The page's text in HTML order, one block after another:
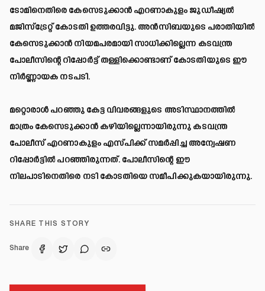
ടോമിനെതിരെ കേസെടുക്കാൻ എറണാകുളം ജുഡീഷ്യൽ
മജിസ്‌ട്രേറ്റ് കോടതി ഉത്തരവിട്ടു. അൻസിബയുടെ പരാതിയിൽ
കേസെടുക്കാൻ നിയമപരമായി സാധിക്കില്ലെന്ന കടവന്ത്ര
പോലീസിന്റെ റിപ്പോർട്ട് തള്ളിക്കൊണ്ടാണ് കോടതിയുടെ ഈ
നിർണ്ണായക നടപടി.
മറ്റൊരാൾ പറഞ്ഞു കേട്ട വിവരങ്ങളുടെ അടിസ്ഥാനത്തിൽ
മാത്രം കേസെടുക്കാൻ കഴിയില്ലെന്നായിരുന്നു കടവന്ത്ര
പോലീസ് എറണാകുളം എസ്പിക്ക് സമർപ്പിച്ച അന്വേഷണ
റിപ്പോർട്ടിൽ പറഞ്ഞിരുന്നത്. പോലീസിന്റെ ഈ
നിലപാടിനെതിരെ നടി കോടതിയെ സമീപിക്കുകയായിരുന്നു.
SHARE THIS STORY
Share